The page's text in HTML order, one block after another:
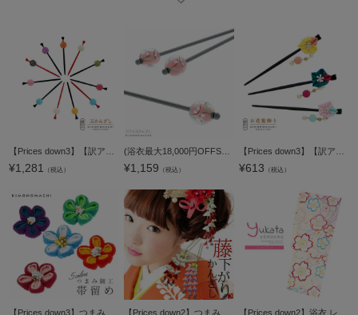
¥1,281 （税込） ¥1,159 （税込） ¥613 （税込）